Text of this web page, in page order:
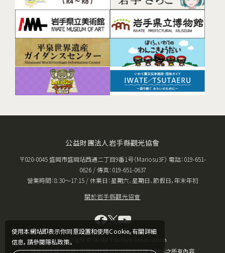
使用本網站即表示你同意設置和使用Cookie。有關詳細
信息，請參閱隱私政策。
公益財團法人岩手縣觀光協會
〒020-0045 盛岡市盛岡站西通二丁目9番1号（Mariosu3F） 電話：019-651-
0626 / 傳真：019-651-0637
營業時間：8:30〜17:15 / 休業日：星期六、星期日、節假日，年末年初
關於岩手縣觀光協會
Copyright © Iwate Tourism Association
除非著作權法允許，不得以任何方式複製或抄襲本網站之所有內容